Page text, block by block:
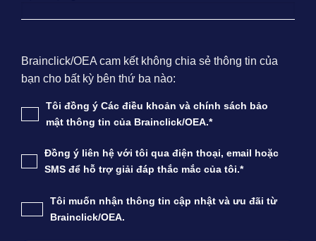
Brainclick/OEA cam kết không chia sẻ thông tin của
bạn cho bất kỳ bên thứ ba nào:
Tôi đồng ý Các điều khoản và chính sách bảo
mật thông tin của Brainclick/OEA.*
Đồng ý liên hệ với tôi qua điện thoại, email hoặc
SMS để hỗ trợ giải đáp thắc mắc của tôi.*
Tôi muốn nhận thông tin cập nhật và ưu đãi từ
Brainclick/OEA.